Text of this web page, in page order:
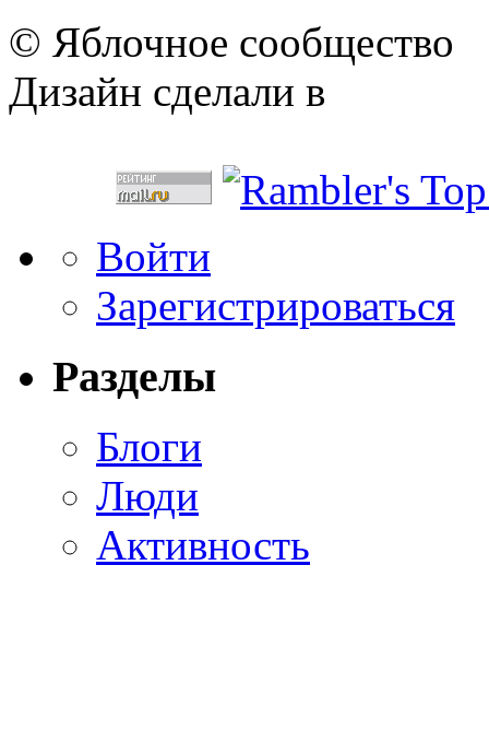
© Яблочное сообщество
Дизайн сделали в
Войти
Зарегистрироваться
Разделы
Блоги
Люди
Активность